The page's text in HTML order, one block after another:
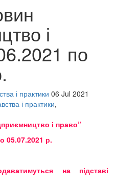
і
по
і практики 06 Jul 2021
і практики,
і право”
05.07.2021 р.